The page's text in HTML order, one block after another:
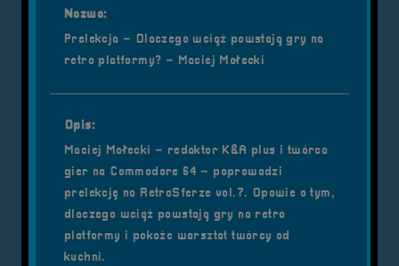
Nazwa:
Prelekcja – Dlaczego wciąż powstają gry na
retro platformy? – Maciej Małecki
Opis:
Maciej Małecki – redaktor K&A plus i twórca
gier na Commodore 64 – poprowadzi
prelekcję na RetroSferze vol.7. Opowie o tym,
dlaczego wciąż powstają gry na retro
platformy i pokaże warsztat twórcy od
kuchni.